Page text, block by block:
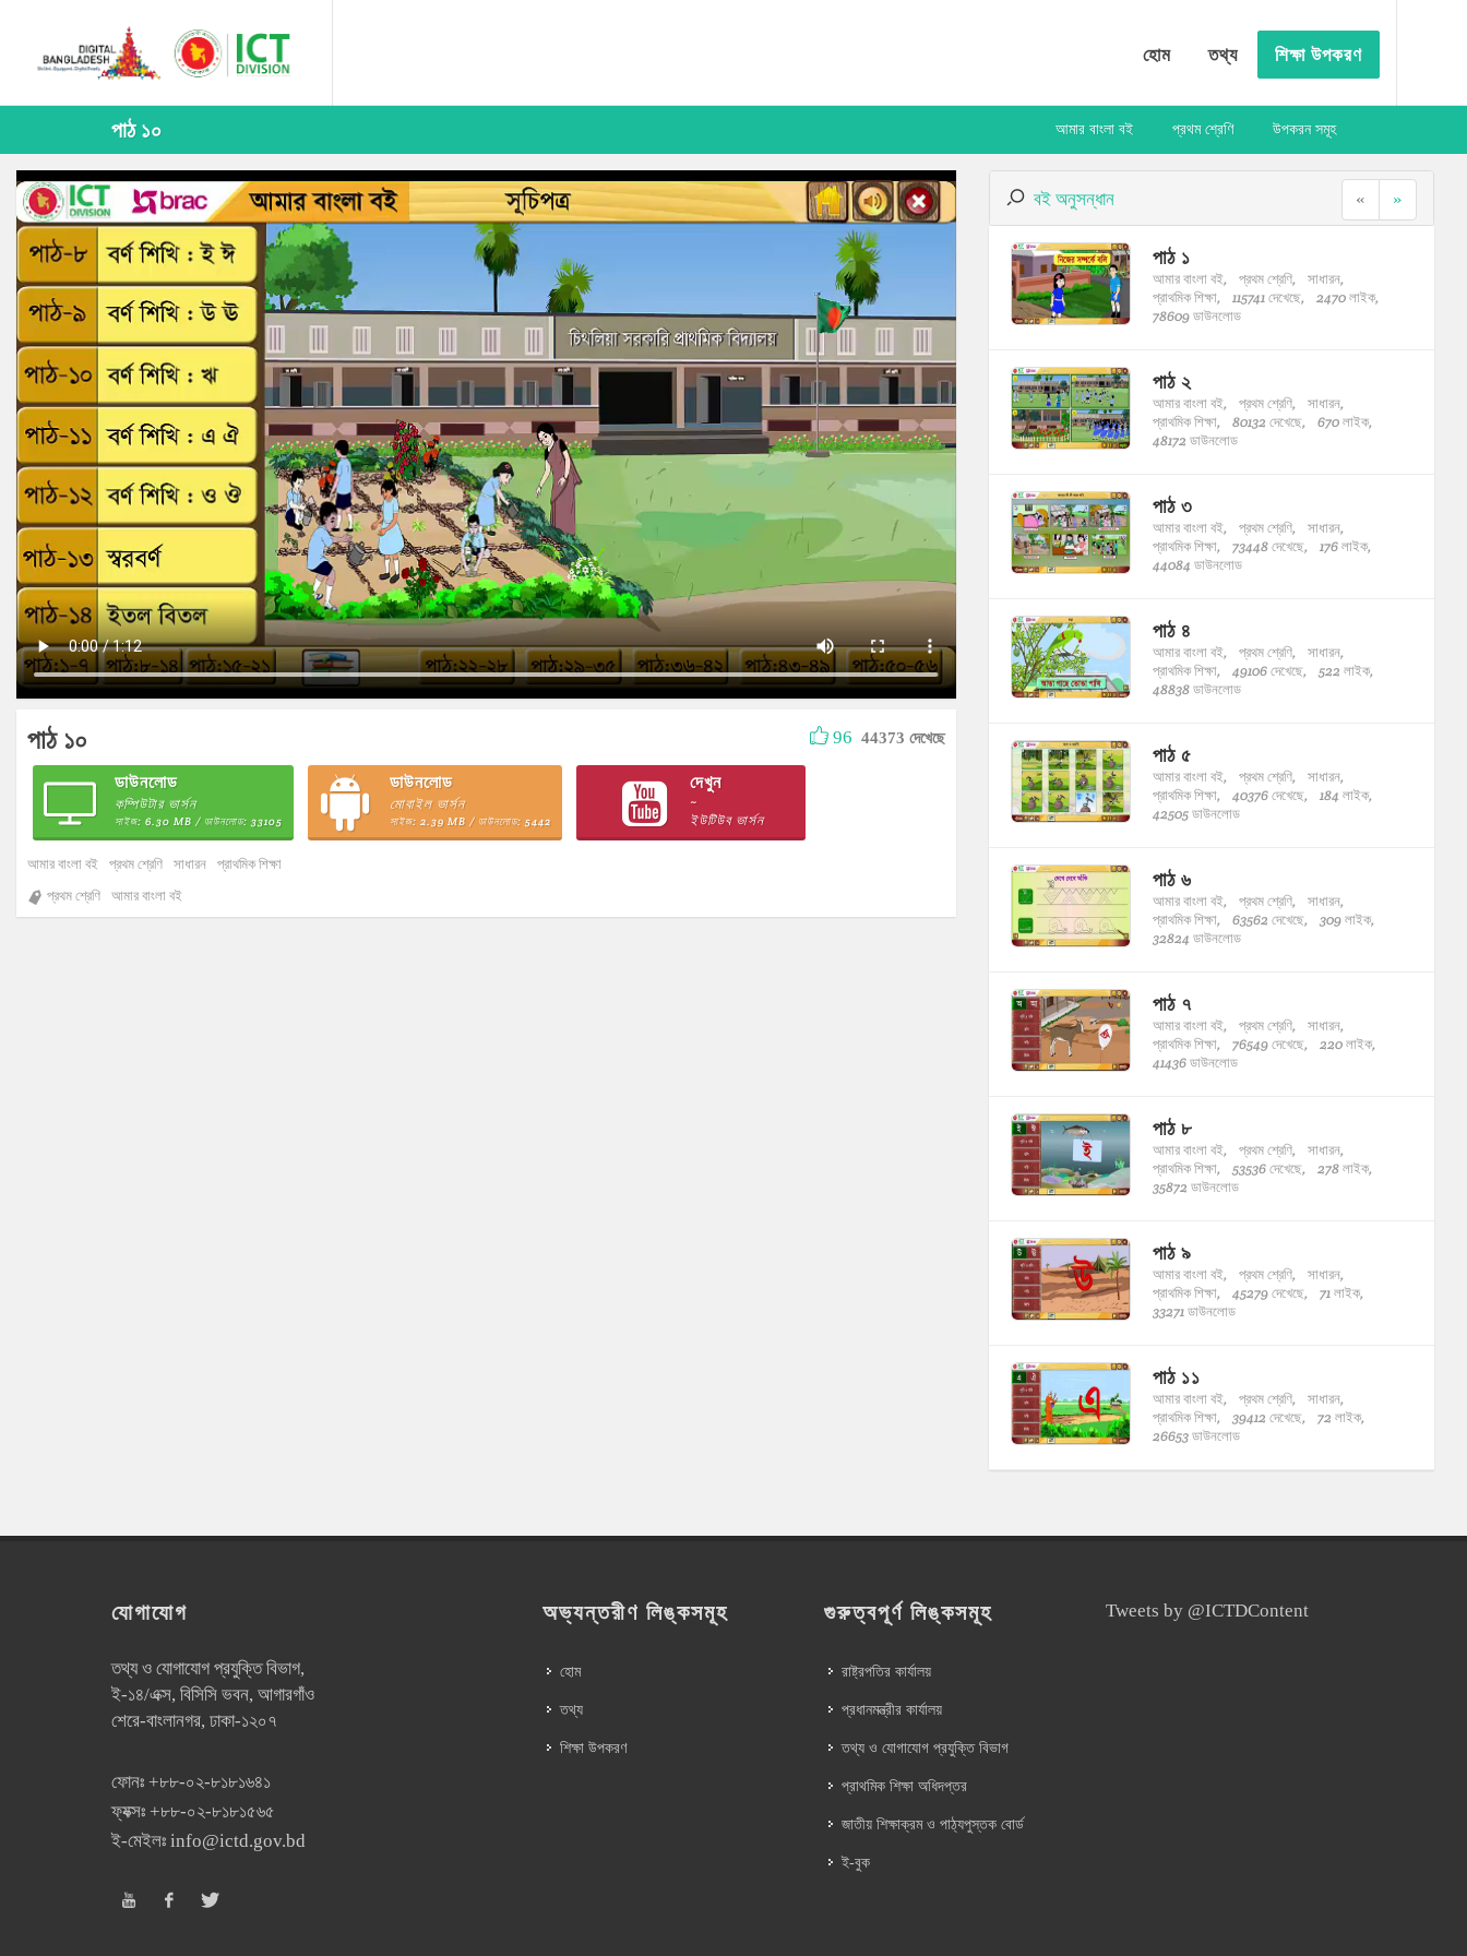
হোম তথ্য শিক্ষা উপকরণ
পাঠ ১০ আমার বাংলা বই প্রথম শ্রেণি উপকরন সমূহ
পাঠ ১০ 96 44373 দেখেছে
ডাউনলোড
কম্পিউটার ভার্সন
সাইজ: 6.30 MB / ডাউনলোড: 33105
ডাউনলোড
মোবাইল ভার্সন
সাইজ: 2.39 MB / ডাউনলোড: 5442
দেখুন
~
ইউটিউব ভার্সন
আমার বাংলা বই প্রথম শ্রেণি সাধারন প্রাথমিক শিক্ষা
প্রথম শ্রেণি আমার বাংলা বই
বই অনুসন্ধান « »
পাঠ ১
আমার বাংলা বই, প্রথম শ্রেণি,
সাধারন,
প্রাথমিক শিক্ষা,
115741 দেখেছে,
2470 লাইক,
78609 ডাউনলোড
পাঠ ২
আমার বাংলা বই, প্রথম শ্রেণি,
সাধারন,
প্রাথমিক শিক্ষা,
80132 দেখেছে,
670 লাইক,
48172 ডাউনলোড
পাঠ ৩
আমার বাংলা বই, প্রথম শ্রেণি,
সাধারন,
প্রাথমিক শিক্ষা,
73448 দেখেছে,
176 লাইক,
44084 ডাউনলোড
পাঠ ৪
আমার বাংলা বই, প্রথম শ্রেণি,
সাধারন,
প্রাথমিক শিক্ষা,
49106 দেখেছে,
522 লাইক,
48838 ডাউনলোড
পাঠ ৫
আমার বাংলা বই, প্রথম শ্রেণি,
সাধারন,
প্রাথমিক শিক্ষা,
40376 দেখেছে,
184 লাইক,
42505 ডাউনলোড
পাঠ ৬
আমার বাংলা বই, প্রথম শ্রেণি,
সাধারন,
প্রাথমিক শিক্ষা,
63562 দেখেছে,
309 লাইক,
32824 ডাউনলোড
পাঠ ৭
আমার বাংলা বই, প্রথম শ্রেণি,
সাধারন,
প্রাথমিক শিক্ষা,
76549 দেখেছে,
220 লাইক,
41436 ডাউনলোড
পাঠ ৮
আমার বাংলা বই, প্রথম শ্রেণি,
সাধারন,
প্রাথমিক শিক্ষা,
53536 দেখেছে,
278 লাইক,
35872 ডাউনলোড
পাঠ ৯
আমার বাংলা বই, প্রথম শ্রেণি,
সাধারন,
প্রাথমিক শিক্ষা,
45279 দেখেছে,
71 লাইক,
33271 ডাউনলোড
পাঠ ১১
আমার বাংলা বই, প্রথম শ্রেণি,
সাধারন,
প্রাথমিক শিক্ষা,
39412 দেখেছে,
72 লাইক,
26653 ডাউনলোড
যোগাযোগ
তথ্য ও যোগাযোগ প্রযুক্তি বিভাগ,
ই-১৪/এক্স, বিসিসি ভবন, আগারগাঁও
শেরে-বাংলানগর, ঢাকা-১২০৭
ফোনঃ +৮৮-০২-৮১৮১৬৪১
ফ্যক্সঃ +৮৮-০২-৮১৮১৫৬৫
ই-মেইলঃ info@ictd.gov.bd
অভ্যন্তরীণ লিঙ্কসমূহ
হোম
তথ্য
শিক্ষা উপকরণ
গুরুত্বপূর্ণ লিঙ্কসমূহ
রাষ্ট্রপতির কার্যালয়
প্রধানমন্ত্রীর কার্যালয়
তথ্য ও যোগাযোগ প্রযুক্তি বিভাগ
প্রাথমিক শিক্ষা অধিদপ্তর
জাতীয় শিক্ষাক্রম ও পাঠ্যপুস্তক বোর্ড
ই-বুক
Tweets by @ICTDContent